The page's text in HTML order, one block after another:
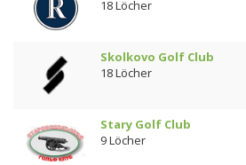
18 Löcher
Skolkovo Golf Club
18 Löcher
Stary Golf Club
9 Löcher